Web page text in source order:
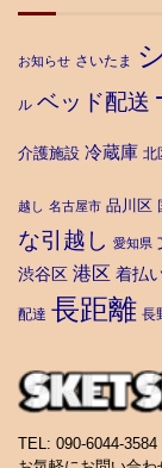
お知らせ さいたま
ル ベッド配送
介護施設 冷蔵庫 北
越し 名古屋市 品川区
な引越し 愛知県
渋谷区 港区 着払
配達 長距離 長
TEL: 090-6044-3584